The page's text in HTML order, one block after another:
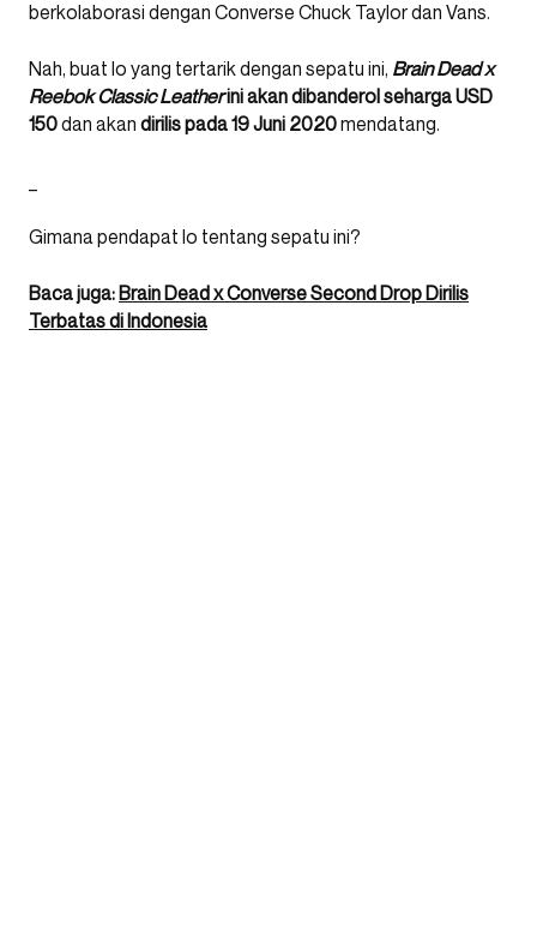
berkolaborasi dengan Converse Chuck Taylor dan Vans.
Nah, buat lo yang tertarik dengan sepatu ini, Brain Dead x
Reebok Classic Leatherini akan dibanderol seharga USD
150dan akan dirilis pada 19 Juni 2020mendatang.
Gimana pendapat lo tentang sepatu ini?
Baca juga: Brain Dead x Converse Second Drop Dirilis
Terbatas di Indonesia